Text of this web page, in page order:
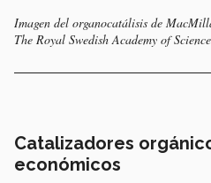
Imagen del organocatálisis de
The Royal Swedish Academy of
Catalizadores
económicos